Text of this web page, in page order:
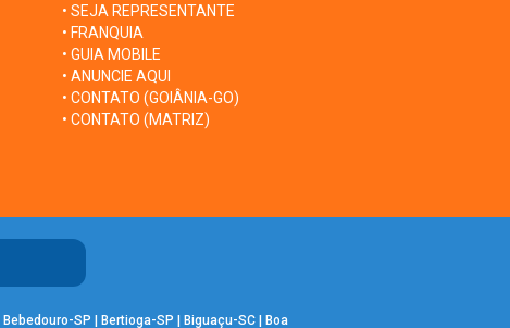
• SEJA REPRESENTANTE
• FRANQUIA
• GUIA MOBILE
• ANUNCIE AQUI
• CONTATO (GOIÂNIA-GO)
• CONTATO (MATRIZ)
Bebedouro-SP | Bertioga-SP | Biguaçu-SC| Boa